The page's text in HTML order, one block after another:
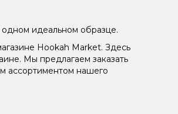
одном идеальном образце.
Hookah Market. Здесь
Мы предлагаем заказать
ассортиментом нашего